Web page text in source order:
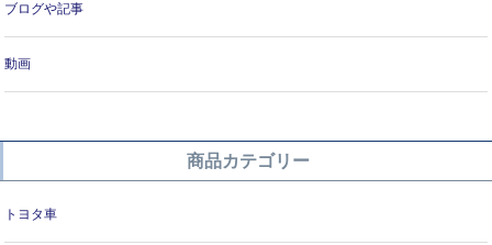
ブログや記事
動画
商品カテゴリー
トヨタ車